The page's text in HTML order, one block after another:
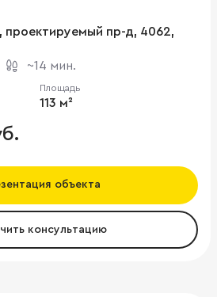
проектируемый пр-д, 4062,
~14 мин.
Площадь
113 м²
объекта
консультацию